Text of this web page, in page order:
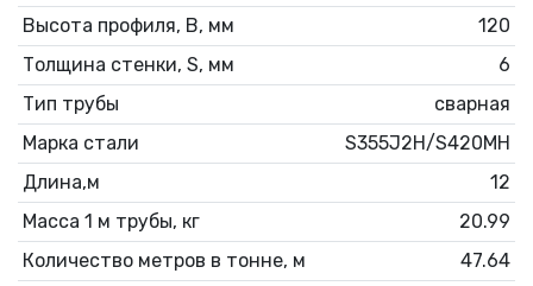
Высота профиля, В, мм
120
Толщина стенки, S, мм
6
Тип трубы
сварная
Марка стали
S355J2H/S420MH
Длина,м
12
Масса 1 м трубы, кг
20.99
Количество метров в тонне, м
47.64